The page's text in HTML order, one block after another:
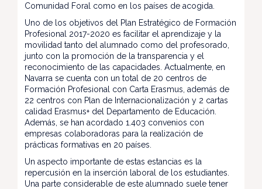
Comunidad Foral como en los países de acogida.
Uno de los objetivos del Plan Estratégico de Formación
Profesional 2017-2020 es facilitar el aprendizaje y la
movilidad tanto del alumnado como del profesorado,
junto con la promoción de la transparencia y el
reconocimiento de las capacidades. Actualmente, en
Navarra se cuenta con un total de 20 centros de
Formación Profesional con Carta Erasmus, además de
22 centros con Plan de Internacionalización y 2 cartas
calidad Erasmus+ del Departamento de Educación.
Además, se han acordado 1.403 convenios con
empresas colaboradoras para la realización de
prácticas formativas en 20 países.
Un aspecto importante de estas estancias es la
repercusión en la inserción laboral de los estudiantes.
Una parte considerable de este alumnado suele tener